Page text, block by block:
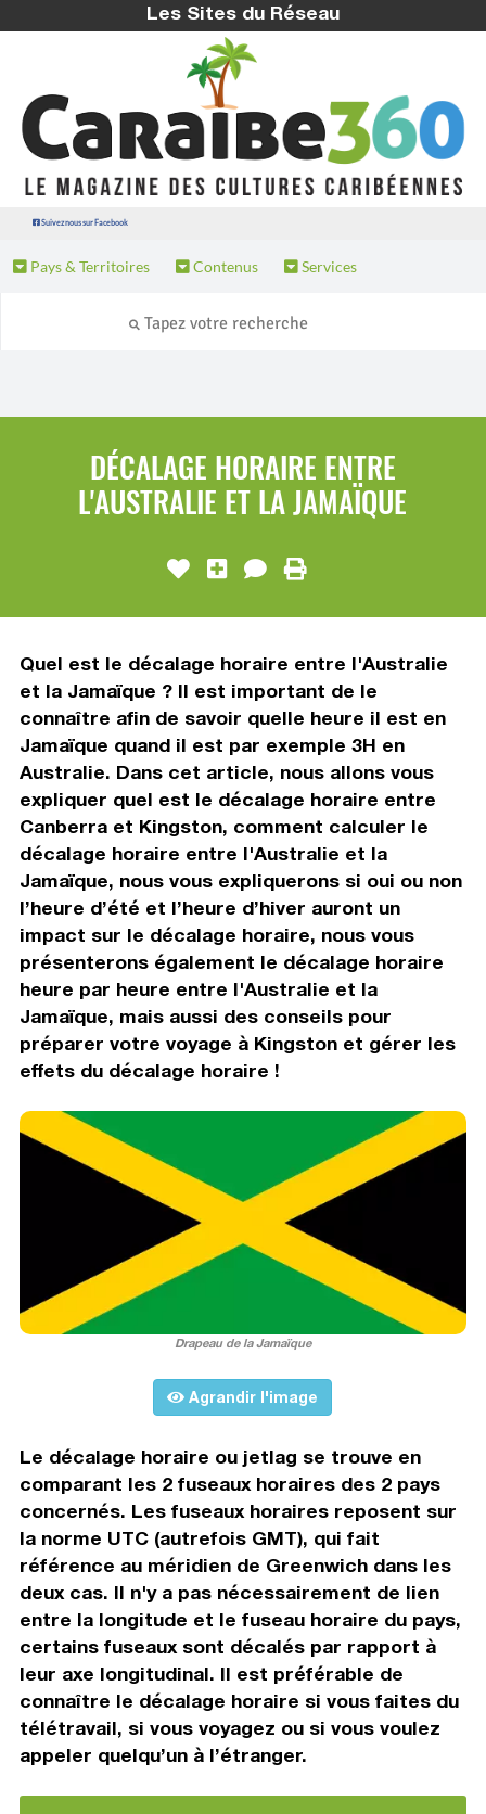
Les Sites du Réseau
Suivez nous sur Facebook
Pays & Territoires Contenus Services
DÉCALAGE HORAIRE ENTRE
L'AUSTRALIE ET LA JAMAÏQUE
Quel est le décalage horaire entre l'Australie
et la Jamaïque ? Il est important de le
connaître afin de savoir quelle heure il est en
Jamaïque quand il est par exemple 3H en
Australie. Dans cet article, nous allons vous
expliquer quel est le décalage horaire entre
Canberra et Kingston, comment calculer le
décalage horaire entre l'Australie et la
Jamaïque, nous vous expliquerons si oui ou non
l’heure d’été et l’heure d’hiver auront un
impact sur le décalage horaire, nous vous
présenterons également le décalage horaire
heure par heure entre l'Australie et la
Jamaïque, mais aussi des conseils pour
préparer votre voyage à Kingston et gérer les
effets du décalage horaire !
Drapeau de la Jamaïque
Agrandir l'image
Le décalage horaire ou jetlag se trouve en
comparant les 2 fuseaux horaires des 2 pays
concernés. Les fuseaux horaires reposent sur
la norme UTC (autrefois GMT), qui fait
référence au méridien de Greenwich dans les
deux cas. Il n'y a pas nécessairement de lien
entre la longitude et le fuseau horaire du pays,
certains fuseaux sont décalés par rapport à
leur axe longitudinal. Il est préférable de
connaître le décalage horaire si vous faites du
télétravail, si vous voyagez ou si vous voulez
appeler quelqu’un à l’étranger.